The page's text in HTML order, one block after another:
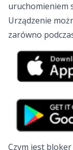
uruchomieniem
Urządzenie
zarówno
Czym jest